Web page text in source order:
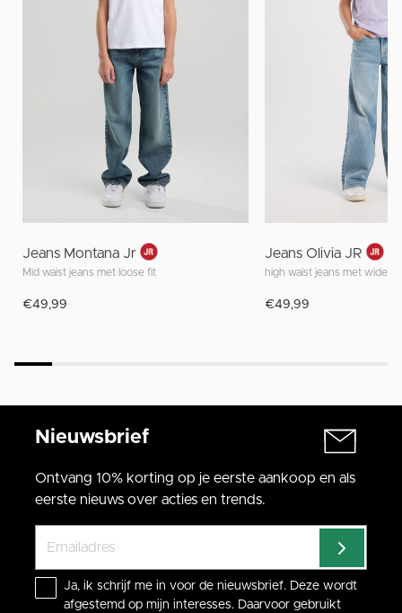
Jeans Montana Jr
Mid waist jeans met loose fit
€49,99
Jeans Olivia JR
high waist jeans met wide fit
€49,99
Nieuwsbrief
Ontvang 10% korting op je eerste aankoop en als
eerste nieuws over acties en trends.
Ja, ik schrijf me in voor de nieuwsbrief. Deze wordt
afgestemd op mijn interesses. Daarvoor gebruikt